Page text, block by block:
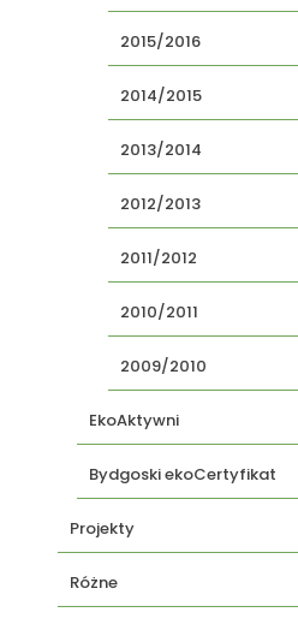
2015/2016
2014/2015
2013/2014
2012/2013
2011/2012
2010/2011
2009/2010
EkoAktywni
Bydgoski ekoCertyfikat
Projekty
Różne